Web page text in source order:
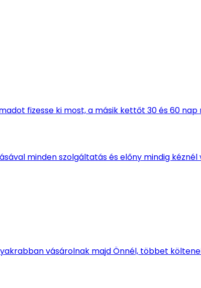
fizesse ki most, a másik kettőt 30 és 60 nap
minden szolgáltatás és előny mindig kéznél
vásárolnak majd Önnél, többet